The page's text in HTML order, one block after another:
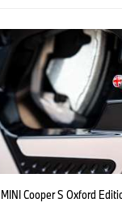
MINI Cooper S Oxford